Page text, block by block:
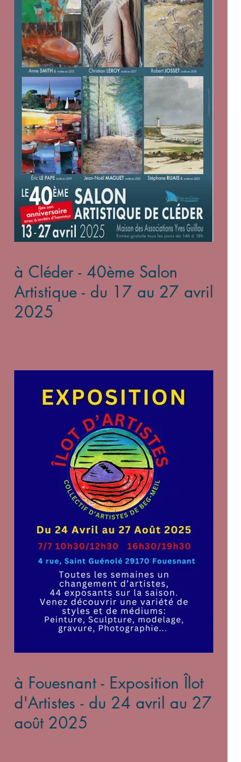
à Cléder - 40ème Salon
Artistique - du 17 au 27 avril
2025
à Fouesnant - Exposition Îlot
d'Artistes - du 24 avril au 27
août 2025